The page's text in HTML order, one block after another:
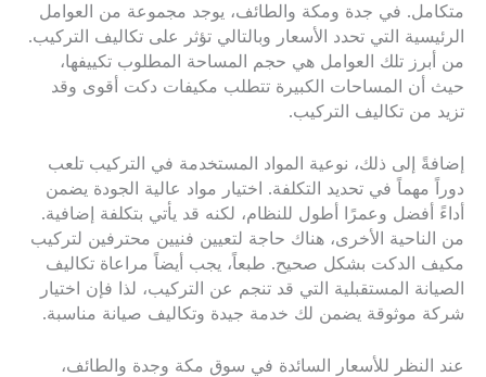
متكامل. في جدة ومكة والطائف، يوجد مجموعة من العوامل
الرئيسية التي تحدد الأسعار وبالتالي تؤثر على تكاليف التركيب.
من أبرز تلك العوامل هي حجم المساحة المطلوب تكييفها،
حيث أن المساحات الكبيرة تتطلب مكيفات دكت أقوى وقد
تزيد من تكاليف التركيب.
إضافةً إلى ذلك، نوعية المواد المستخدمة في التركيب تلعب
دوراً مهماً في تحديد التكلفة. اختيار مواد عالية الجودة يضمن
أداءً أفضل وعمرًا أطول للنظام، لكنه قد يأتي بتكلفة إضافية.
من الناحية الأخرى، هناك حاجة لتعيين فنيين محترفين لتركيب
مكيف الدكت بشكل صحيح. طبعاً، يجب أيضاً مراعاة تكاليف
الصيانة المستقبلية التي قد تنجم عن التركيب، لذا فإن اختيار
شركة موثوقة يضمن لك خدمة جيدة وتكاليف صيانة مناسبة.
عند النظر للأسعار السائدة في سوق مكة وجدة والطائف،